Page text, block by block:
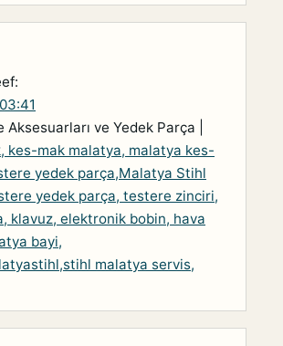
Aksesuarları ve Yedek Parça |
kes-mak malatya, malatya kes-
yedek parça,Malatya Stihl
yedek parça, testere zinciri,
klavuz, elektronik bobin, hava
bayi,
malatya servis,